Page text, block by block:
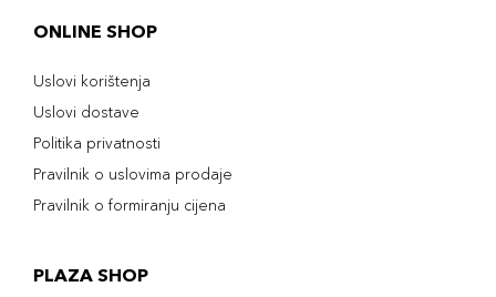
ONLINE SHOP
Uslovi korištenja
Uslovi dostave
Politika privatnosti
Pravilnik o uslovima prodaje
Pravilnik o formiranju cijena
PLAZA SHOP